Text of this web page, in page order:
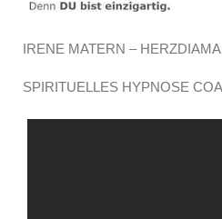
IRENE MATERN –
SPIRITUELLES HYPNOSE